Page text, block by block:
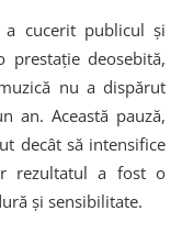
cucerit publicul și
prestație deosebită,
nu a dispărut
an. Această pauză,
decât să intensifice
rezultatul a fost o
și sensibilitate.